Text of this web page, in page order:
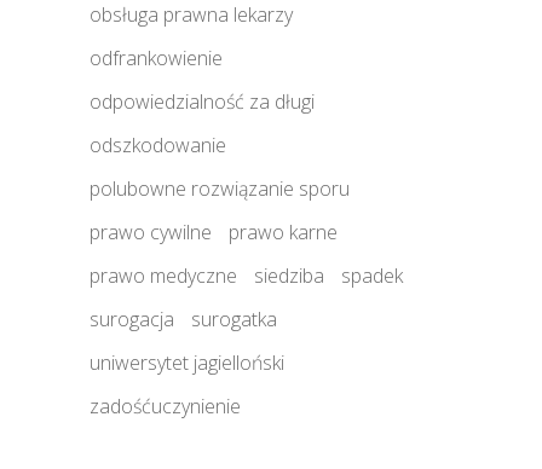
obsługa prawna lekarzy
odfrankowienie
odpowiedzialność za długi
odszkodowanie
polubowne rozwiązanie sporu
prawo cywilne
prawo karne
prawo medyczne
siedziba
spadek
surogacja
surogatka
uniwersytet jagielloński
zadośćuczynienie